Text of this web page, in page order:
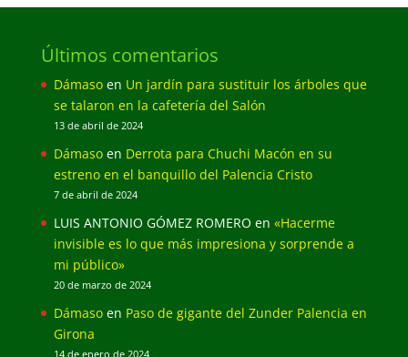
Últimos comentarios
Dámasoen Un jardín para sustituir los árboles que
se talaron en la cafetería del Salón
13 de abril de 2024
Dámasoen Derrota para Chuchi Macón en su
estreno en el banquillo del Palencia Cristo
7 de abril de 2024
LUIS ANTONIO GÓMEZ ROMERO en «Hacerme
invisible es lo que más impresiona y sorprende a
mi público»
20 de marzo de 2024
Dámasoen Paso de gigante del Zunder Palencia en
Girona
14 de enero de 2024